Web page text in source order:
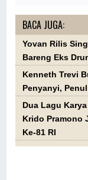
BACA JUGA:
Yovan Rilis
Bareng Eks
Kenneth Trevi
Penyanyi,
Dua Lagu
Krido Pramono
Ke-81 RI